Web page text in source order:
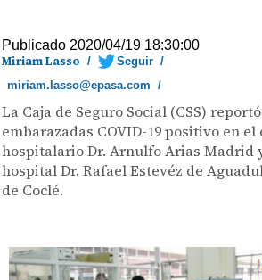
Publicado 2020/04/19 18:30:00
Miriam Lasso / Seguir /
miriam.lasso@epasa.com /
La Caja de Seguro Social (CSS)
embarazadas COVID-19 positivo en el
hospitalario Dr. Arnulfo Arias Madrid
hospital Dr. Rafael Estevéz de
de Coclé.